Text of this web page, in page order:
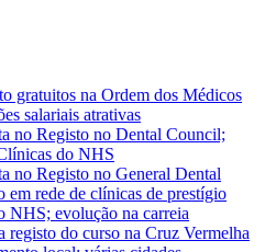
gratuitos na Ordem dos Médicos
salariais atrativas
no Registo no Dental Council;
do NHS
no Registo no General Dental
em rede de clínicas de prestígio
NHS; evolução na carreia
registo do curso na Cruz Vermelha